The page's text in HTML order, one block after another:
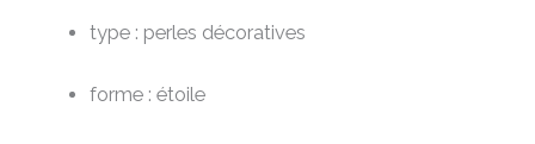
type : perles décoratives
forme : étoile